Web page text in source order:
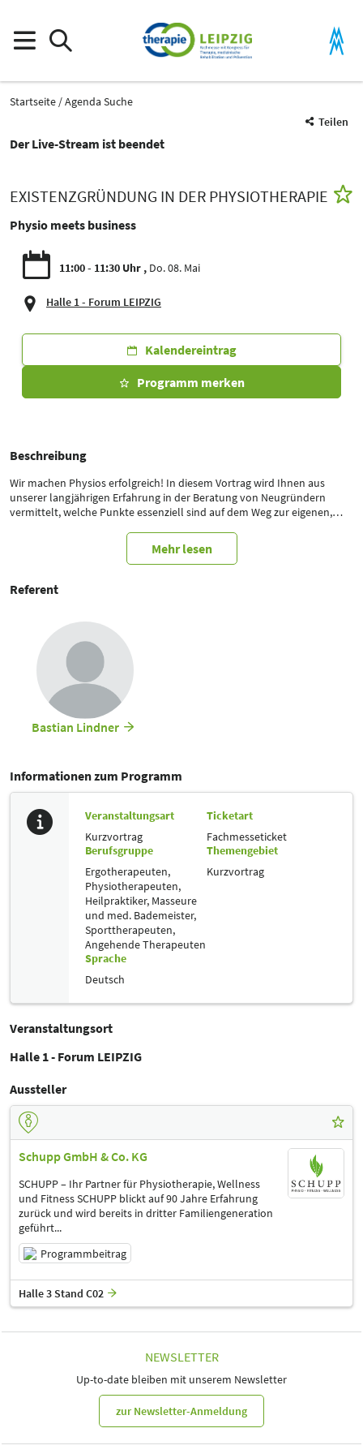
Startseite
Agenda Suche
Teilen
Der Live-Stream ist beendet
EXISTENZGRÜNDUNG IN DER PHYSIOTHERAPIE
Physio meets business
11:00 - 11:30 Uhr Do. 08. Mai
Halle 1 - Forum LEIPZIG
Kalendereintrag
Programm merken
Beschreibung
Wir machen Physios erfolgreich! In diesem Vortrag wird Ihnen aus
unserer langjährigen Erfahrung in der Beratung von Neugründern
vermittelt, welche Punkte essenziell sind auf dem Weg zur eigenen,
mehr Konkurrenz geprägtem Markt? Wie wirke ich bereits in der
Gründungsphase dem Fachkräftemangel entgegen? Wie schaffe ich
kann ich diese umgehen? Wie kann ich ein Fitnessstudio um eine
Mehr lesen
Referent
Bastian Lindner
Informationen zum Programm
Veranstaltungsart
Kurzvortrag
Ticketart
Fachmesseticket
Berufsgruppe
Ergotherapeuten,
Physiotherapeuten,
Heilpraktiker, Masseure
und med. Bademeister,
Sporttherapeuten,
Angehende Therapeuten
Themengebiet
Kurzvortrag
Sprache
Deutsch
Veranstaltungsort
Halle 1 - Forum LEIPZIG
Aussteller
Schupp GmbH & Co. KG
SCHUPP – Ihr Partner für Physiotherapie, Wellness
und Fitness SCHUPP blickt auf 90 Jahre Erfahrung
zurück und wird bereits in dritter Familiengeneration
geführt...
Programmbeitrag
Halle 3 Stand C02
NEWSLETTER
Up-to-date bleiben mit unserem Newsletter
zur Newsletter-Anmeldung